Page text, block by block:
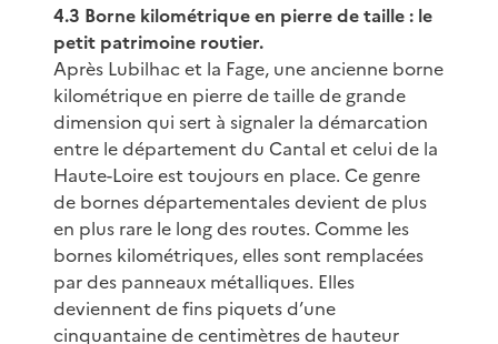
4.3 Borne kilométrique en pierre de taille : le
petit patrimoine routier.
Après Lubilhac et la Fage, une ancienne borne
kilométrique en pierre de taille de grande
dimension qui sert à signaler la démarcation
entre le département du Cantal et celui de la
Haute-Loire est toujours en place. Ce genre
de bornes départementales devient de plus
en plus rare le long des routes. Comme les
bornes kilométriques, elles sont remplacées
par des panneaux métalliques. Elles
deviennent de fins piquets d’une
cinquantaine de centimètres de hauteur